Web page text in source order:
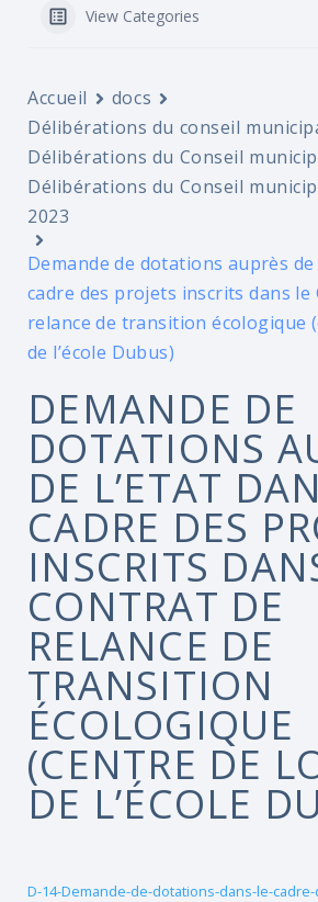
View Categories
Accueil
docs
Délibérations du conseil
Délibérations du Conseil
Délibérations du Conseil
2023
Demande de dotations auprès de
cadre des projets inscrits dans le
relance de transition écologique
de l’école Dubus)
DEMANDE DE
DOTATIONS
DE L’ETAT
CADRE DES
INSCRITS
CONTRAT DE
RELANCE DE
TRANSITION
ÉCOLOGIQUE
(CENTRE DE
DE L’ÉCOLE
D-14-Demande-de-dotations-dans-le-